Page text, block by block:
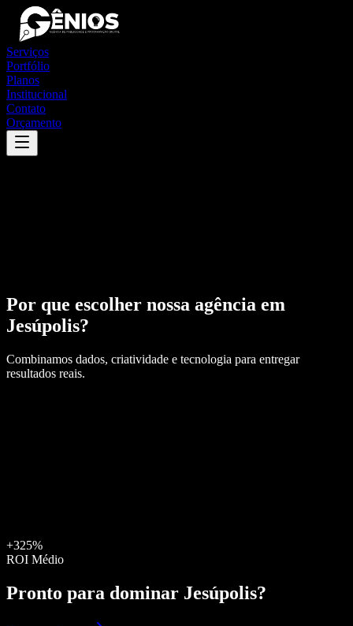
Serviços
Portfólio
Planos
Institucional
Contato
Orçamento
Por que escolher nossa agência em
Jesúpolis?
Combinamos dados, criatividade e tecnologia para entregar
resultados reais.
+325%
ROI Médio
Pronto para dominar Jesúpolis?